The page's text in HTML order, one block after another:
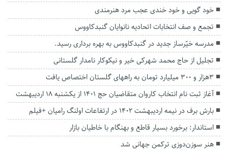
خود گویی و خود خندی عجب مرد هنرمندی
تجمع و صف انتخابات اتحادیه نانوایان گنبدکاووس
مدرسه خیّرساز جدید در گنبدکاووس به بهره برداری رسید.
تجلیل از حاج محمد شهرکی خیر و نیکوکار نامدار گلستانی
۳هزار و ۳۰۰ میلیارد تومان به راههای گلستان اختصاص یافت
آغاز ثبت نام انتخاب کاروان متقاضیان حج ۱۴۰۱ از یکشنبه ۱۸ اردیبهشت
بارش برف در نیمه اردیبهشت 1402 در ارتفاعات اولنگ رامیان +فیلم
استاندار: برخورد بسیار قاطع و بهنگام با خاطیان بازار
هنر سوزن‌دوزی ترکمن جهانی شد